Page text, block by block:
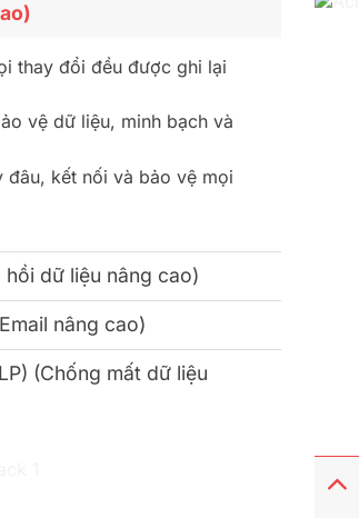
thay đổi đều được ghi lại
vệ dữ liệu, minh bạch và
kết nối và bảo vệ mọi
dữ liệu nâng cao)
nâng cao)
(Chống mất dữ liệu